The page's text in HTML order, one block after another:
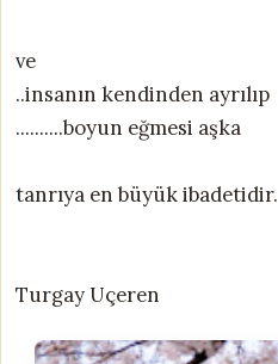
ve
..insanın kendinden ayrılıp
..........boyun eğmesi aşka
tanrıya en büyük ibadetidir.
Turgay Uçeren